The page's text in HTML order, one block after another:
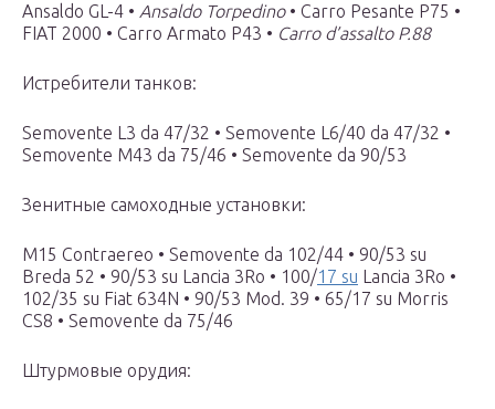
Ansaldo GL-4 • Ansaldo Torpedino• Carro Pesante P75 •
FIAT 2000 • Carro Armato P43 • Carro d’assalto P.88
Истребители танков:
Semovente L3 da 47/32 • Semovente L6/40 da 47/32 •
Semovente M43 da 75/46 • Semovente da 90/53
Зенитные самоходные установки:
M15 Contraereo • Semovente da 102/44 • 90/53 su
Breda 52 • 90/53 su Lancia 3Ro • 100/17 su Lancia 3Ro •
102/35 su Fiat 634N • 90/53 Mod. 39 • 65/17 su Morris
CS8 • Semovente da 75/46
Штурмовые орудия: